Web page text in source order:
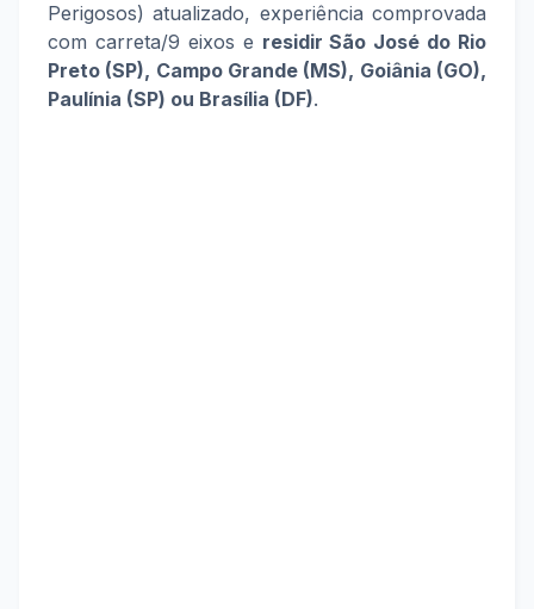
Perigosos) atualizado, experiência comprovada
com carreta/9 eixos e residir São José do Rio
Preto (SP), Campo Grande (MS), Goiânia (GO),
Paulínia (SP) ou Brasília (DF).